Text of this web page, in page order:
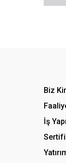
Biz
İş